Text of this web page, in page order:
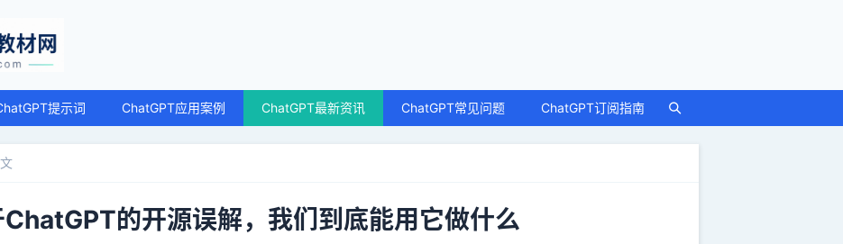
提示词 ChatGPT应用案例 ChatGPT最新资讯 ChatGPT常见问题 ChatGPT订阅指南
ChatGPT的开源误解，我们到底能用它做什么